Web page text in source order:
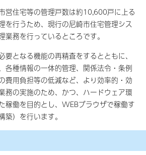
営住宅等の管理戸数は約10,600戸に上る
を行うため、現行の尼崎市住宅管理シス
業務を行っているところです。
となる機能の再精査をするとともに、
各種情報の一体的管理、関係法令・条例
費用負担等の低減など、より効率的・効
務の実施のため、かつ、ハードウェア環
稼働を目的とし、WEBブラウザで稼働す
築）を行います。